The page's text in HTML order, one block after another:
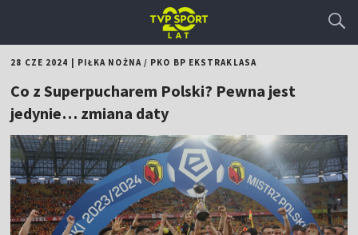
28 CZE 2024 PIŁKA NOŻNA/ PKO BP EKSTRAKLASA
Co z Superpucharem Polski? Pewna jest
jedynie… zmiana daty